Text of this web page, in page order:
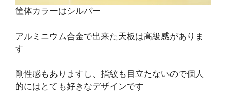
筐体カラーはシルバー
アルミニウム合金で出来た天板は高級感がありま
す
剛性感もありますし、指紋も目立たないので個人
的にはとても好きなデザインです